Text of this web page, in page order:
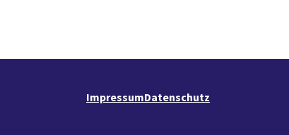
ImpressumDatenschutz